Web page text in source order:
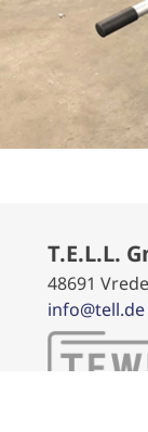
T.E.L.L.
48691
info@tell.de